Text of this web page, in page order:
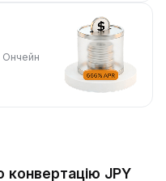
Ончейн
конвертацію JPY